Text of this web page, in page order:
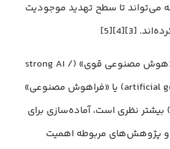
می‌تواند تا سطح تهدید موجودیت
[3][4][5]
هرچند بحث درباره «هوش مصنوعی قوی» (strong AI /
artificial general intelligence) یا «فراهوش مصنوعی»
(superintelligence) بیشتر نظری است، آماده‌سازی برای
و پژوهش‌های مربوطه اهمیت